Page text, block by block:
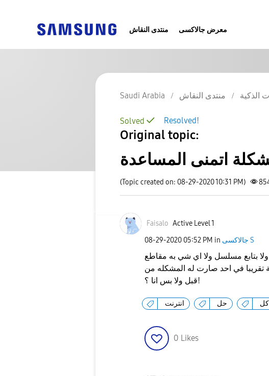
منتدى النقاش معرض جالاكسى
Saudi Arabia منتدى النقاش الذكية
Resolved!
Solved
Original topic:
اتمنى المساعدة
(Topic created on: 08-29-2020 10:31 PM)
Faisalo Active Level 1
‎08-29-2020 05:52 PM in جالاكسى S
بتابع مسلسل ولا اي شي به مقاطع
وتتكرر الحركة بعد ١٥ دقيقة تقريبا في احد صارت له المشكله من
قبل ولا بس انا ؟!
انترنت حل
0 Likes